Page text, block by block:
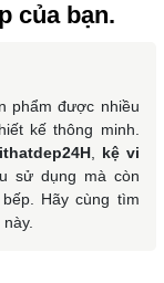
của bạn.
phẩm được nhiều
kế thông minh.
, kệ vi
sử dụng mà còn
Hãy cùng tìm